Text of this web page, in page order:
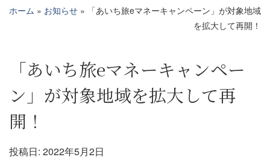
ホーム » お知らせ »
「あいち旅eマネーキャンペーン」が対象地域
を拡大して再開！
「あいち旅eマネーキャンペー
ン」が対象地域を拡大して再
開！
投稿日: 2022年5月2日